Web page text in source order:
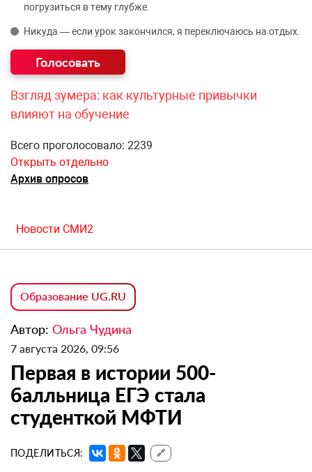
погрузиться в тему глубже.
Никуда — если урок закончился, я переключаюсь на отдых.
Взгляд зумера: как культурные привычки
влияют на обучение
Всего проголосовало: 2239
Открыть отдельно
Архив опросов
Новости СМИ2
Образование UG.RU
Автор: Ольга Чудина
7 августа 2026, 09:56
Первая в истории 500-
балльница ЕГЭ стала
студенткой МФТИ
ПОДЕЛИТЬСЯ: 🔗